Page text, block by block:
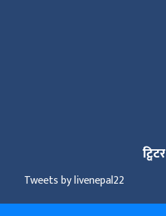
ट्विटर
Tweets by livenepal22